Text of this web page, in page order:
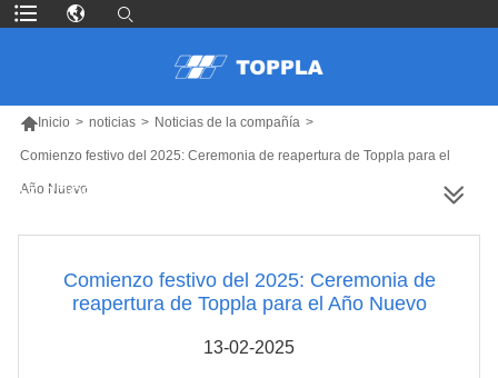
Inicio > noticias > Noticias de la compañía >
Comienzo festivo del 2025: Ceremonia de reapertura de Toppla para el
Año Nuevo
MÁS PRODUCTOS
Comienzo festivo del 2025: Ceremonia de
reapertura de Toppla para el Año Nuevo
13-02-2025